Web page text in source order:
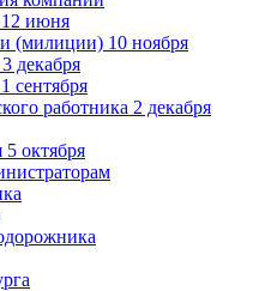
июня
(милиции) 10 ноября
декабря
сентября
работника 2 декабря
октября